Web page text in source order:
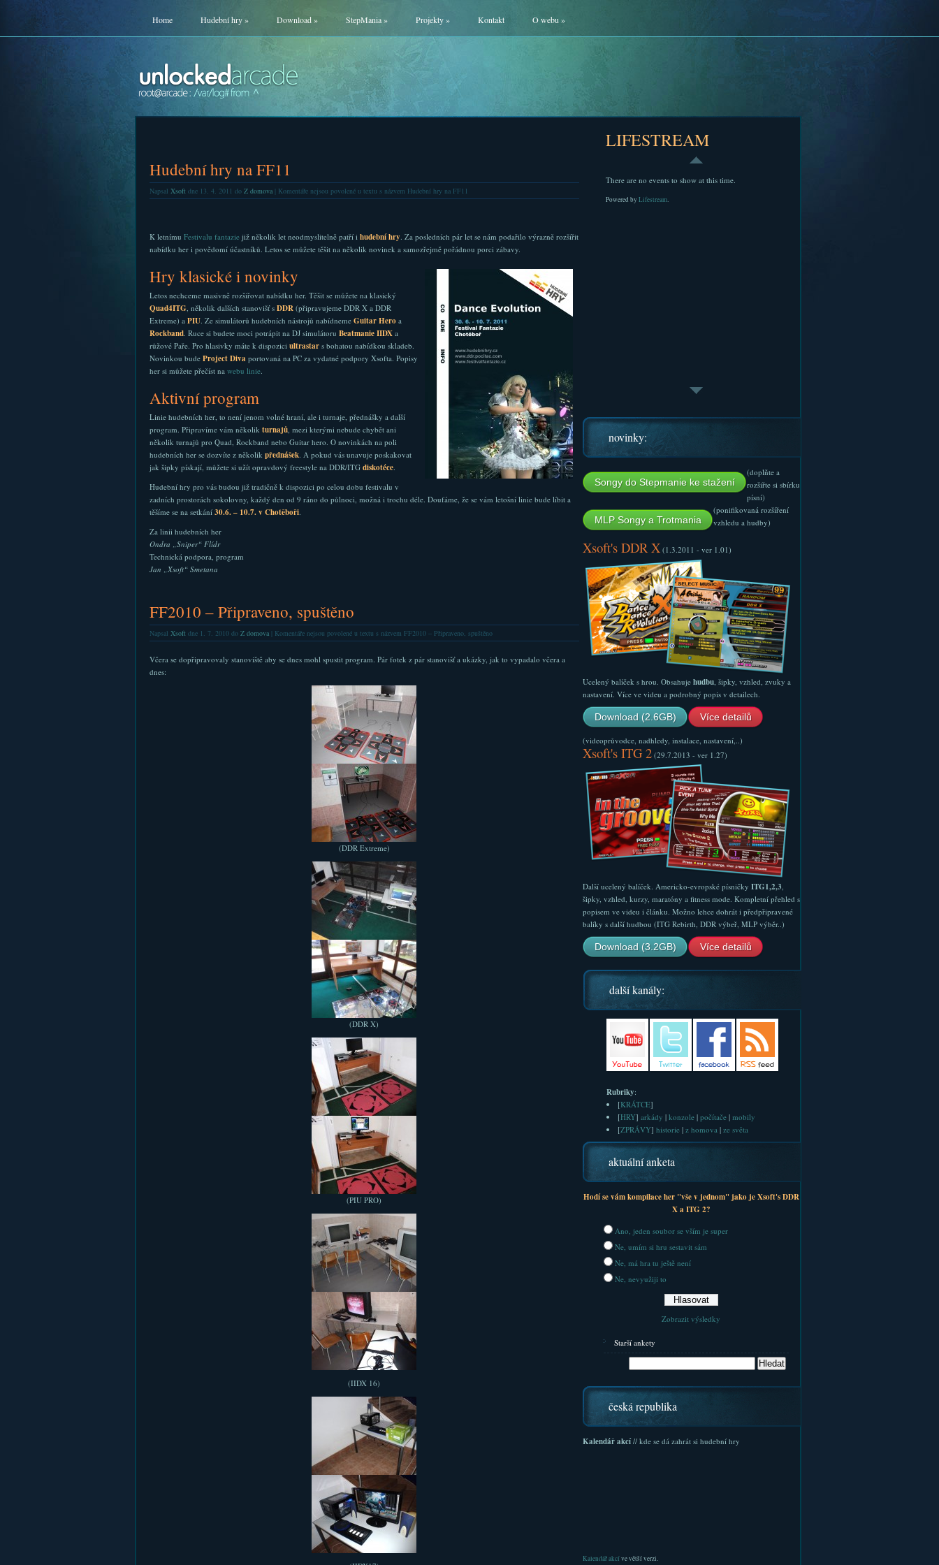
Home Hudební hry» Download» StepMania» Projekty» Kontakt O webu »
Hudební hry na FF11
Napsal Xsoftdne 13. 4. 2011 do Z domova| Komentáře nejsou povolenéu textu s názvem Hudební hry na FF11
K letnímu Festivalu fantaziejiž několik let neodmyslitelně patří i hudební hry. Za posledních pár let se nám podařilo výrazně rozšířit
nabídku her i povědomí účastníků. Letos se můžete těšit na několik novinek a samozřejmě pořádnou porci zábavy.
Hry klasické i novinky
Letos nechceme masivně rozšiřovat nabídku her. Těšit se můžete na klasický
Quad4ITG, několik dalších stanovišť s DDR (připravujeme DDR X a DDR
Extreme) a PIU. Ze simulátorů hudebních nástrojů nabídneme Guitar Heroa
Rockband. Ruce si budete moci potrápit na DJ simulátoru Beatmanie IIDXa
růžové Paře. Pro hlasivky máte k dispozici ultrastars bohatou nabídkou skladeb.
Novinkou bude Project Divaportovaná na PC za vydatné podpory Xsofta. Popisy
her si můžete přečíst na webu linie.
Aktivní program
Linie hudebních her, to není jenom volné hraní, ale i turnaje, přednášky a další
program. Připravíme vám několik turnajů, mezi kterými nebude chybět ani
několik turnajů pro Quad, Rockband nebo Guitar hero. O novinkách na poli
hudebních her se dozvíte z několik přednášek. A pokud vás unavuje poskakovat
jak šipky pískají, můžete si užít opravdový freestyle na DDR/ITG diskotéce.
Hudební hry pro vás budou již tradičně k dispozici po celou dobu festivalu v
zadních prostorách sokolovny, každý den od 9 ráno do půlnoci, možná i trochu déle. Doufáme, že se vám letošní linie bude líbit a
těšíme se na setkání 30.6. – 10.7. v Chotěboři.
Za linii hudebních her
Ondra „Sniper“ Flídr
Technická podpora, program
Jan „Xsoft“ Smetana
FF2010 – Připraveno, spuštěno
Napsal Xsoftdne 1. 7. 2010 do Z domova| Komentáře nejsou povolenéu textu s názvem FF2010 – Připraveno, spuštěno
Včera se dopřipravovaly stanoviště aby se dnes mohl spustit program. Pár fotek z pár stanovišť a ukázky, jak to vypadalo včera a
dnes:
(DDR Extreme)
(DDR X)
(PIU PRO)
(IIDX 16)
LIFESTREAM
There are no events to show at this time.
Powered by Lifestream.
novinky:
Songy do Stepmanie ke stažení
(doplňte a
rozšiřte si sbírku
písní)
MLP Songy a Trotmania
(ponifikovaná rozšíření
vzhledu a hudby)
Xsoft's DDR X(1.3.2011 - ver 1.01)
Ucelený balíček s hrou. Obsahuje hudbu, šipky, vzhled, zvuky a
nastavení. Více ve videu a podrobný popis v detailech.
Download (2.6GB) Více detailů
(videoprůvodce, nadhledy, instalace, nastavení,..)
Xsoft's ITG 2(29.7.2013 - ver 1.27)
Další ucelený balíček. Americko-evropské písničky ITG1,2,3,
šipky, vzhled, kurzy, maratóny a fitness mode. Kompletní přehled s
popisem ve videu i článku. Možno lehce dohrát i předpřipravené
balíky s další hudbou (ITG Rebirth, DDR výbeř, MLP výběr..)
Download (3.2GB) Více detailů
další kanály:
Rubriky:
[KRÁTCE]
[HRY] arkády | konzole| počítače| mobily
[ZPRÁVY] historie| z homova| ze světa
aktuální anketa
Hodí se vám kompilace her "vše v jednom" jako je Xsoft's DDR
X a ITG 2?
Ano, jeden soubor se vším je super
Ne, umím si hru sestavit sám
Ne, má hra tu ještě není
Ne, nevyužiji to
Zobrazit výsledky
Starší ankety
česká republika
Kalendář akcí// kde se dá zahrát si hudební hry
Kalendář akcíve větší verzi.